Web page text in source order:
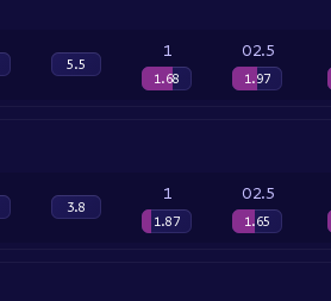
5.5
1
1.68
O2.5
1.97
3.8
1
1.87
O2.5
1.65